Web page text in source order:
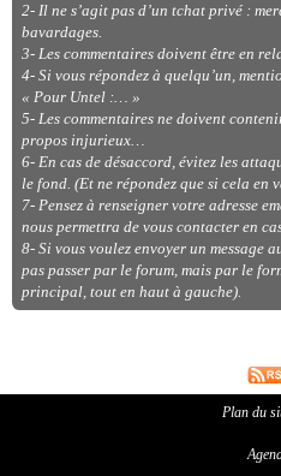
2- Il ne s’agit pas d’un tchat privé :
bavardages.
3- Les commentaires doivent être en
4- Si vous répondez à quelqu’un,
« Pour Untel :… »
5- Les commentaires ne doivent
propos injurieux…
6- En cas de désaccord, évitez les
le fond. (Et ne répondez que si cela
7- Pensez à renseigner votre adresse
nous permettra de vous contacter en
8- Si vous voulez envoyer un message
pas passer par le forum, mais par le
principal, tout en haut à gauche).
Plan du